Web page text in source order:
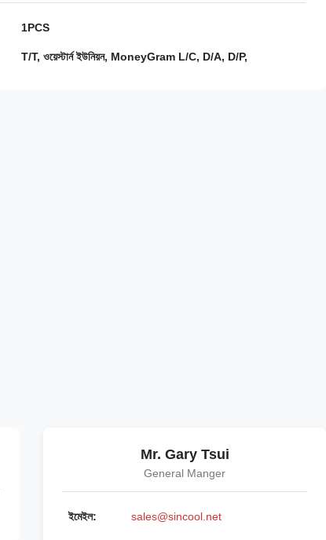
1PCS
T/T, ওয়েস্টার্ন ইউনিয়ন, MoneyGram L/C, D/A, D/P,
Mr. Gary Tsui
General Manger
ইমেইল: sales@sincool.net